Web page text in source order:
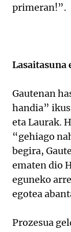
primeran!”.
Lasaitasuna
Gautenan
handia”
eta Laurak.
“gehiago
begira,
ematen dio
eguneko
egotea
Prozesua